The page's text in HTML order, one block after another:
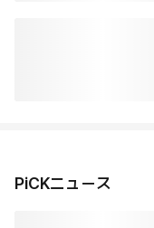
PiCKニュース